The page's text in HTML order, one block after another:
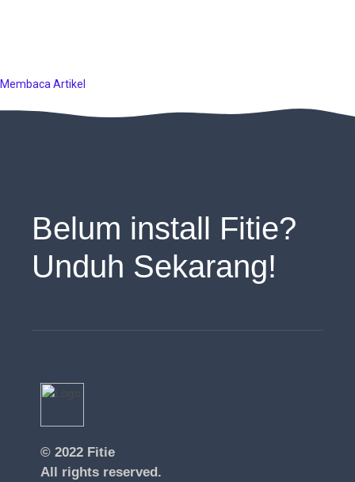
Membaca Artikel
Belum install Fitie?
Unduh Sekarang!
© 2022 Fitie
All rights reserved.